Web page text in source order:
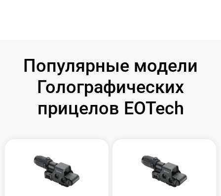
Популярные модели
Голографических
прицелов EOTech